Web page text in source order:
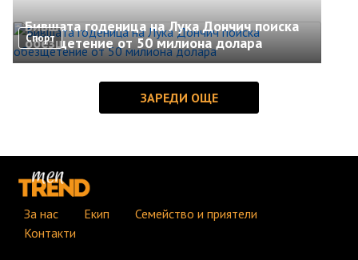
Спорт
Бившата годеница на Лука Дончич поиска
обезщетение от 50 милиона долара
За нас Екип
Семейство и приятели
Контакти